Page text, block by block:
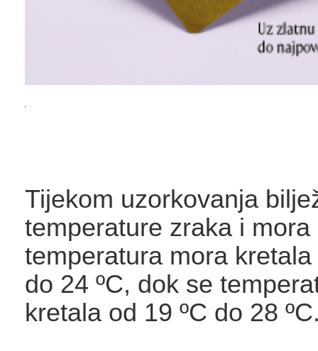
Tijekom uzorkovanja
temperature zraka i mora
temperatura mora kretala
do 24 ºC, dok se
kretala od 19 ºC do 28